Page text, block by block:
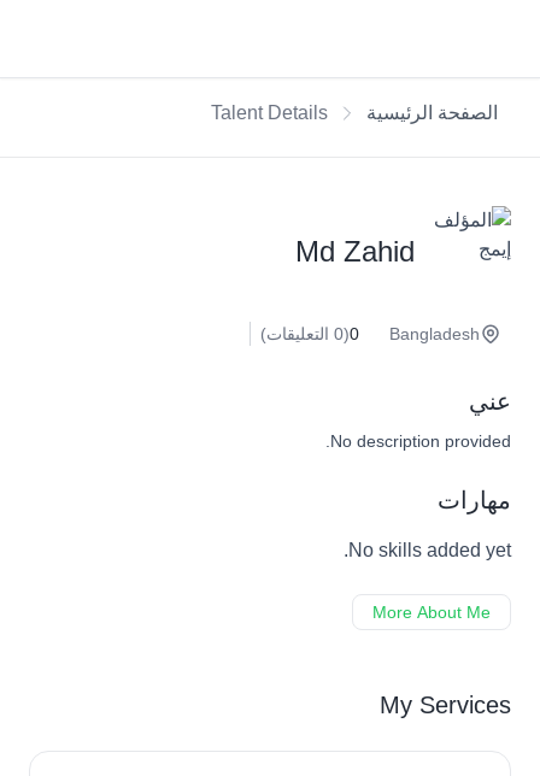
الصفحة الرئيسية Talent Details
Md Zahid
Bangladesh
0(0 التعليقات)
عني
No description provided.
مهارات
No skills added yet.
More About Me
My Services